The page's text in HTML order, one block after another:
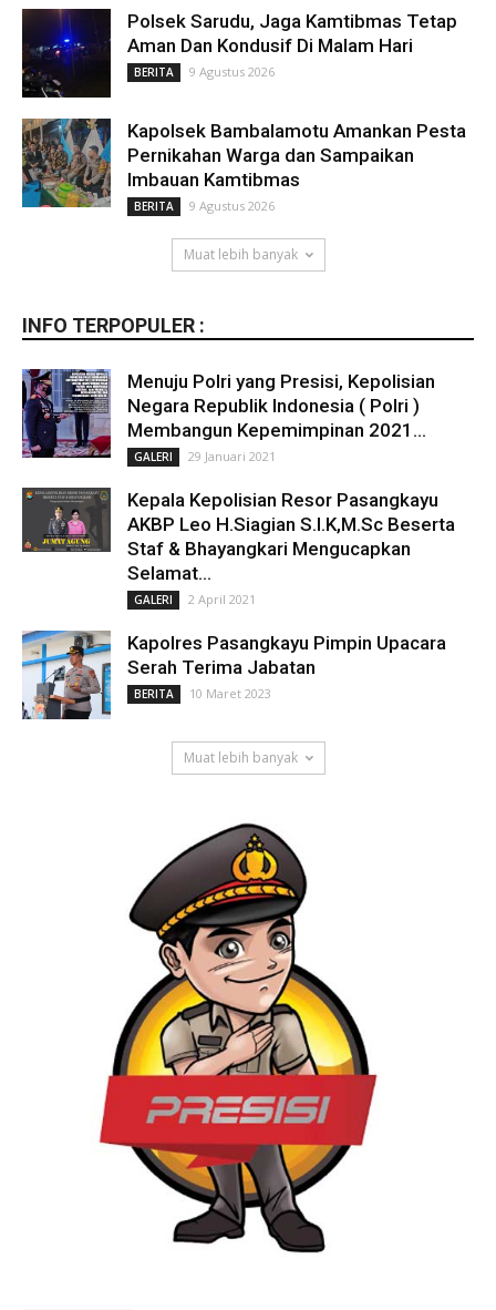
Polsek Sarudu, Jaga Kamtibmas Tetap
Aman Dan Kondusif Di Malam Hari
BERITA 9 Agustus 2026
Kapolsek Bambalamotu Amankan Pesta
Pernikahan Warga dan Sampaikan
Imbauan Kamtibmas
BERITA 9 Agustus 2026
Muat lebih banyak
INFO TERPOPULER :
Menuju Polri yang Presisi, Kepolisian
Negara Republik Indonesia ( Polri )
Membangun Kepemimpinan 2021...
GALERI 29 Januari 2021
Kepala Kepolisian Resor Pasangkayu
AKBP Leo H.Siagian S.I.K,M.Sc Beserta
Staf & Bhayangkari Mengucapkan
Selamat...
GALERI 2 April 2021
Kapolres Pasangkayu Pimpin Upacara
Serah Terima Jabatan
BERITA 10 Maret 2023
Muat lebih banyak